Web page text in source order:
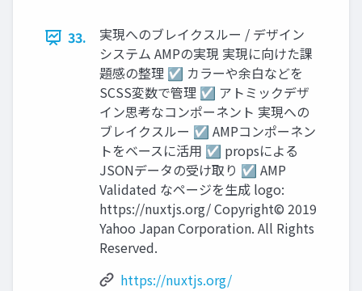
33.
実現へのブレイクスルー / デザイン
システム AMPの実現 実現に向けた課
題感の整理 ☑ カラーや余白などを
SCSS変数で管理 ☑ アトミックデザ
イン思考なコンポーネント 実現への
ブレイクスルー ☑ AMPコンポーネン
トをベースに活用 ☑ propsによる
JSONデータの受け取り ☑ AMP
Validated なページを生成 logo:
https://nuxtjs.org/ Copyright© 2019
Yahoo Japan Corporation. All Rights
Reserved.
https://nuxtjs.org/